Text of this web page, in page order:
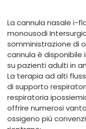
La cannula nasale i-
monousodi
somministrazione di
cannula è
su pazienti adulti in
La terapia ad alti
di supporto
respiratoria
offrire numerosi
ossigeno più